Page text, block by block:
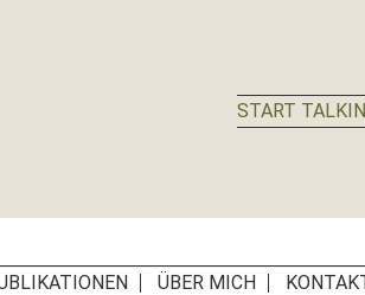
START
ÜBER MICH